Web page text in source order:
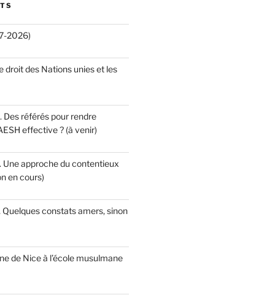
2026)
droit des Nations unies et les
Des référés pour rendre
effective ? (à venir)
Une approche du contentieux
en cours)
Quelques constats amers, sinon
de Nice à l’école musulmane